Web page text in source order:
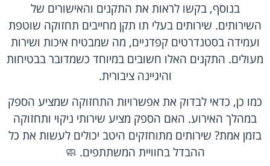
בנוסף, בקשו לראות את התקנים והאישורים של
השירותים. שירותים בעלי תו תקן מחייבים תחזוקה שוטפת
ועמידה בסטנדרטים קפדניים, מה שמבטיח איכות ושירות
מעולים. התקנים האלו חשובים במיוחד כשמדובר בבטיחות
והיגיינה ציבורית.
כמו כן, כדאי לבדוק את אפשרויות התחזוקה שמציע הספק
במהלך האירוע. האם הספק מציע שירותי ניקוי ותחזוקה
בזמן אמת? שירותים מתוחזקים היטב יכולים לעשות את כל
ההבדל בחוויית המשתתפים. 🧼